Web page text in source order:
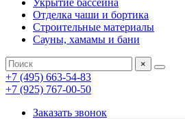
Укрытие бассейна
Отделка чаши и бортика
Строительные материалы
Сауны, хамамы и бани
×
+7 (495) 663-54-83
+7 (925) 767-00-50
Заказать звонок